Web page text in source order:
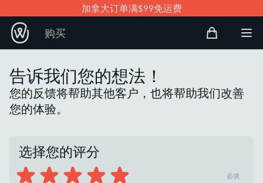
加拿大订单满$99免运费
购买 购物袋Open
打
告诉我们您的想法！
您的反馈将帮助其他客户，也将帮助我们改善
您的体验。
选择您的评分
必填